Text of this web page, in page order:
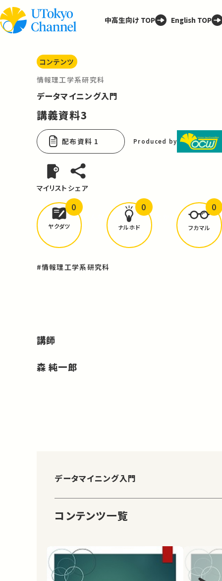
中高生向け TOP English TOP
コンテンツ
情報理工学系研究科
データマイニング入門
講義資料3
配布資料 1 Produced by
マイリスト シェア
どんな学びがありましたか？
ヤクダツ
0
ナルホド
0
フカマル
0
#情報理工学系研究科
講師
森 純一郎
データマイニング入門
コンテンツ一覧